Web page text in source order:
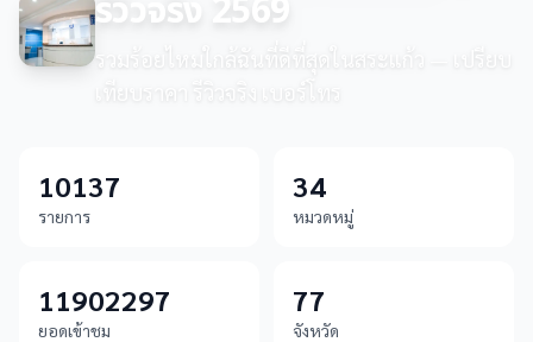
รีวิวจริง 2569
รวมร้อยไหมใกล้ฉันที่ดีที่สุดในสระแก้ว — เปรียบ
เทียบราคา รีวิวจริง เบอร์โทร
10137
รายการ
34
หมวดหมู่
11902297
ยอดเข้าชม
77
จังหวัด